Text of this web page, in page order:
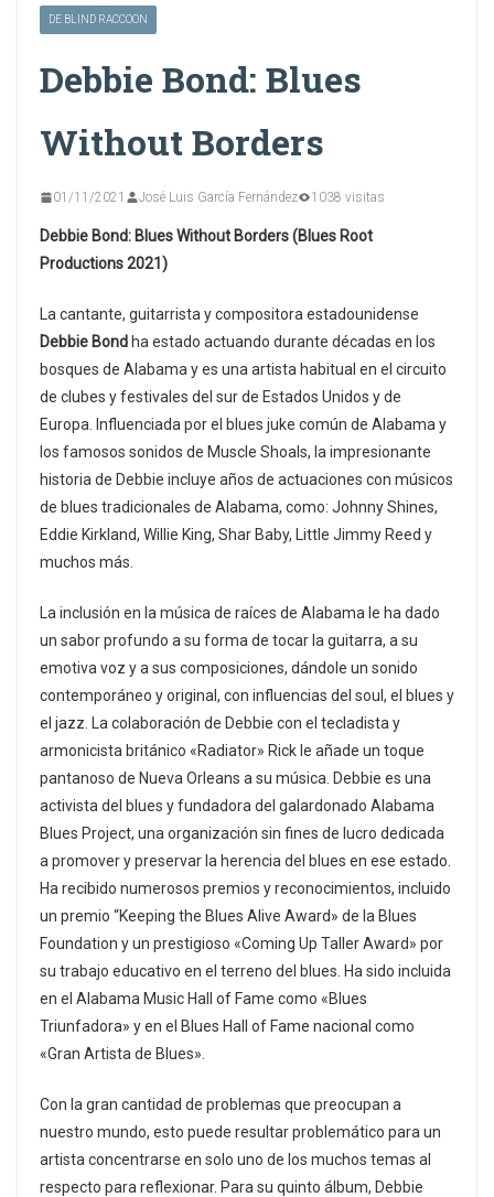
DE BLIND RACCOON
Debbie Bond: Blues
Without Borders
01/11/2021 José Luis García Fernández 1038 visitas
Debbie Bond: Blues Without Borders (‎Blues Root
Productions 2021)
La cantante, guitarrista y compositora estadounidense
Debbie Bond ha estado actuando durante décadas en los
bosques de Alabama y es una artista habitual en el circuito
de clubes y festivales del sur de Estados Unidos y de
Europa. Influenciada por el blues juke común de Alabama y
los famosos sonidos de Muscle Shoals, la impresionante
historia de Debbie incluye años de actuaciones con músicos
de blues tradicionales de Alabama, como: Johnny Shines,
Eddie Kirkland, Willie King, Shar Baby, Little Jimmy Reed y
muchos más.
La inclusión en la música de raíces de Alabama le ha dado
un sabor profundo a su forma de tocar la guitarra, a su
emotiva voz y a sus composiciones, dándole un sonido
contemporáneo y original, con influencias del soul, el blues y
el jazz. La colaboración de Debbie con el tecladista y
armonicista británico «Radiator» Rick le añade un toque
pantanoso de Nueva Orleans a su música. Debbie es una
activista del blues y fundadora del galardonado Alabama
Blues Project, una organización sin fines de lucro dedicada
a promover y preservar la herencia del blues en ese estado.
Ha recibido numerosos premios y reconocimientos, incluido
un premio “Keeping the Blues Alive Award» de la Blues
Foundation y un prestigioso «Coming Up Taller Award» por
su trabajo educativo en el terreno del blues. Ha sido incluida
en el Alabama Music Hall of Fame como «Blues
Triunfadora» y en el Blues Hall of Fame nacional como
«Gran Artista de Blues».
Con la gran cantidad de problemas que preocupan a
nuestro mundo, esto puede resultar problemático para un
artista concentrarse en solo uno de los muchos temas al
respecto para reflexionar. Para su quinto álbum, Debbie